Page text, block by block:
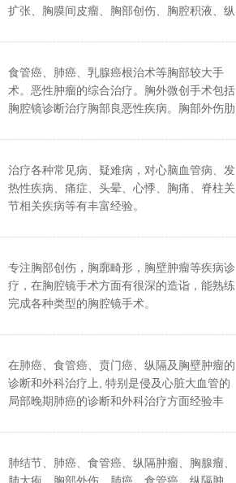
扩张、胸膜间皮瘤、胸部创伤、胸腔积液、纵
镜双侧入路扩大胸腺切除）等。
食管癌、肺癌、乳腺癌根治术等胸部较大手
术。恶性肿瘤的综合治疗。胸外微创手术包括
胸腔镜诊断治疗胸部良恶性疾病。胸部外伤肋
治。
治疗各种常见病、疑难病，对心脑血管病、发
热性疾病、痛症、头晕、心悸、胸痛、脊柱关
节相关疾病等有丰富经验。
专注胸部创伤，胸廓畸形，胸壁肿瘤等疾病诊
疗，在胸腔镜手术方面有很深的造诣，能熟练
完成各种类型的胸腔镜手术。
在肺癌、食管癌、贲门癌、纵隔及胸壁肿瘤的
诊断和外科治疗上, 特别是侵及心脏大血管的
局部晚期肺癌的诊断和外科治疗方面经验丰
肺结节、肺癌、食管癌、纵隔肿瘤、胸腺瘤、